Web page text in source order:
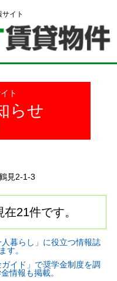
イト
ト
らせ
見2-1-3
21件です。
暮らし」に役立つ情報誌
す。
イド」で奨学金制度を調
情報も掲載。